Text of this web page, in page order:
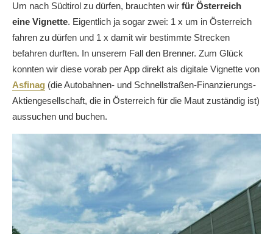
Um nach Südtirol zu dürfen, brauchten wir für Österreich
eine Vignette. Eigentlich ja sogar zwei: 1 x um in Österreich
fahren zu dürfen und 1 x damit wir bestimmte Strecken
befahren durften. In unserem Fall den Brenner. Zum Glück
konnten wir diese vorab per App direkt als digitale Vignette von
Asfinag (die Autobahnen- und Schnellstraßen-Finanzierungs-
Aktiengesellschaft, die in Österreich für die Maut zuständig ist)
aussuchen und buchen.